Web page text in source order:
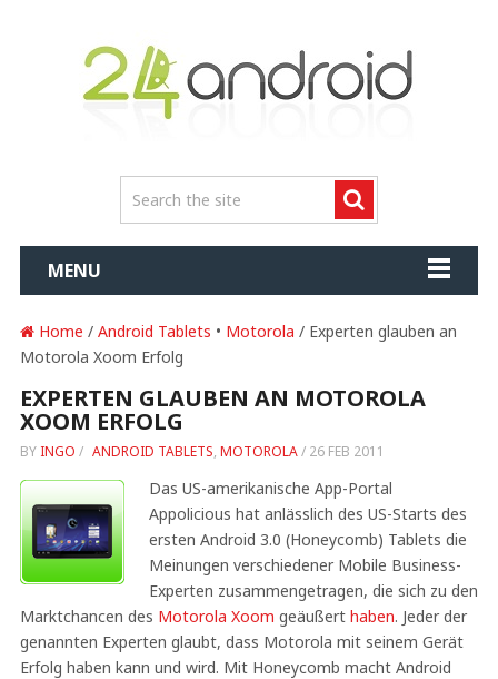
MENU
Home / Android Tablets • Motorola / Experten glauben an
Motorola Xoom Erfolg
EXPERTEN GLAUBEN AN MOTOROLA
XOOM ERFOLG
BY INGO / ANDROID TABLETS, MOTOROLA/ 26 FEB 2011
Das US-amerikanische App-Portal
Appolicious hat anlässlich des US-Starts des
ersten Android 3.0 (Honeycomb) Tablets die
Meinungen verschiedener Mobile Business-
Experten zusammengetragen, die sich zu den
Marktchancen des Motorola Xoom geäußert haben. Jeder der
genannten Experten glaubt, dass Motorola mit seinem Gerät
Erfolg haben kann und wird. Mit Honeycomb macht Android